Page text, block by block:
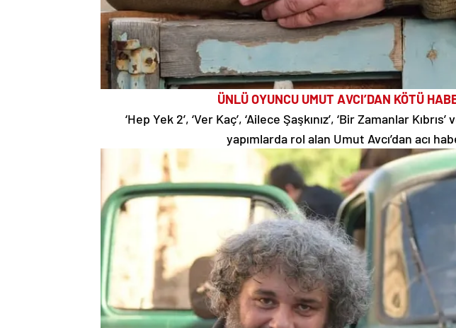
ÜNLÜ OYUNCU UMUT AVCI’DAN KÖTÜ
‘Hep Yek 2’, ‘Ver Kaç’, ‘Ailece Şaşkınız’, ‘Bir Zamanlar
yapımlarda rol alan Umut Avcı’dan acı